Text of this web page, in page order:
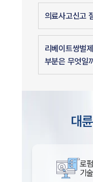
의료사고신고
리베이트쌍벌
부분은 무엇일
대
로
기